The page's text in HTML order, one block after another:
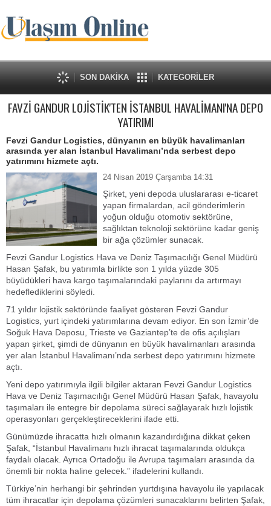
SON DAKİKA KATEGORİLER
FAVZİ GANDUR LOJİSTİK'TEN İSTANBUL HAVALİMANI'NA DEPO
YATIRIMI
Fevzi Gandur Logistics, dünyanın en büyük havalimanları
arasında yer alan İstanbul Havalimanı’nda serbest depo
yatırımını hizmete açtı.
24 Nisan 2019 Çarşamba 14:31
Şirket, yeni depoda uluslararası e-ticaret
yapan firmalardan, acil gönderimlerin
yoğun olduğu otomotiv sektörüne,
sağlıktan teknoloji sektörüne kadar geniş
bir ağa çözümler sunacak.
Fevzi Gandur Logistics Hava ve Deniz Taşımacılığı Genel Müdürü
Hasan Şafak, bu yatırımla birlikte son 1 yılda yüzde 305
büyüdükleri hava kargo taşımalarındaki paylarını da artırmayı
hedeflediklerini söyledi.
71 yıldır lojistik sektöründe faaliyet gösteren Fevzi Gandur
Logistics, yurt içindeki yatırımlarına devam ediyor. En son İzmir’de
Soğuk Hava Deposu, Trieste ve Gaziantep’te de ofis açılışları
yapan şirket, şimdi de dünyanın en büyük havalimanları arasında
yer alan İstanbul Havalimanı’nda serbest depo yatırımını hizmete
açtı.
Yeni depo yatırımıyla ilgili bilgiler aktaran Fevzi Gandur Logistics
Hava ve Deniz Taşımacılığı Genel Müdürü Hasan Şafak, havayolu
taşımaları ile entegre bir depolama süreci sağlayarak hızlı lojistik
operasyonları gerçekleştireceklerini ifade etti.
Günümüzde ihracatta hızlı olmanın kazandırdığına dikkat çeken
Şafak, “İstanbul Havalimanı hızlı ihracat taşımalarında oldukça
faydalı olacak. Ayrıca Ortadoğu ile Avrupa taşımaları arasında da
önemli bir nokta haline gelecek.” ifadelerini kullandı.
Türkiye’nin herhangi bir şehrinden yurtdışına havayolu ile yapılacak
tüm ihracatlar için depolama çözümleri sunacaklarını belirten Şafak,